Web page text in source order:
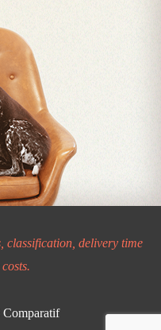
classification, delivery time
Comparatif